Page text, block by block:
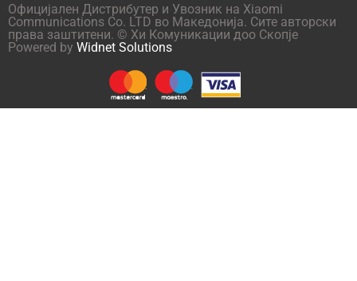
Официјален Дистрибутер и Увозник на Xiaomi
Communications Co. LTD во Македонија. Сите авторски
права заштитени. © Хи Комуникации доо Скопје
Powered by Widnet Solutions